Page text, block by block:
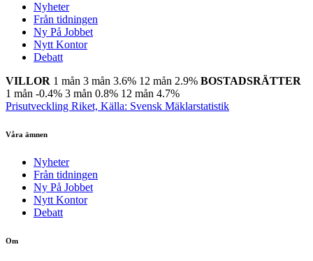
Nyheter
Från tidningen
Ny På Jobbet
Nytt Kontor
Debatt
VILLOR 1 mån 3 mån 3.6% 12 mån 2.9% BOSTADSRÄTTER
1 mån -0.4% 3 mån 0.8% 12 mån 4.7%
Prisutveckling Riket, Källa: Svensk Mäklarstatistik
Våra ämnen
Nyheter
Från tidningen
Ny På Jobbet
Nytt Kontor
Debatt
Om